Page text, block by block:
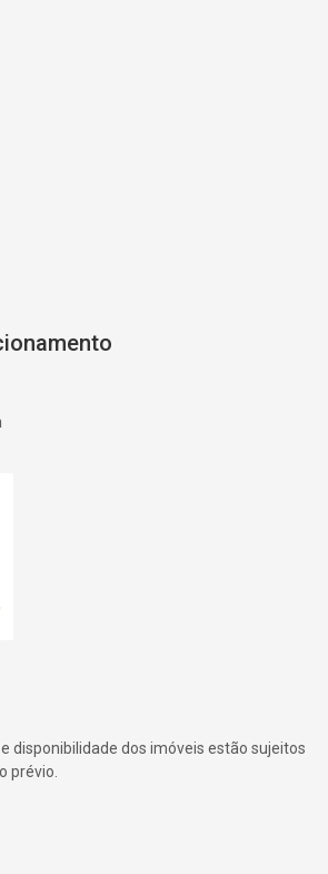
disponibilidade dos imóveis estão sujeitos
prévio.